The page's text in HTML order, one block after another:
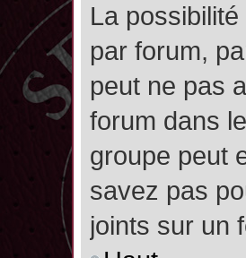
La
par forum,
peut ne pas
forum dans
groupe peut
savez pas
joints sur un